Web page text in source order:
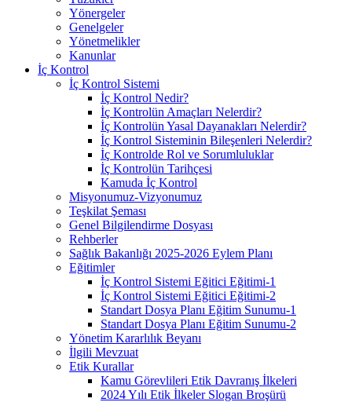
Yönergeler
Genelgeler
Yönetmelikler
Kanunlar
İç Kontrol
İç Kontrol Sistemi
İç Kontrol Nedir?
İç Kontrolün Amaçları Nelerdir?
İç Kontrolün Yasal Dayanakları Nelerdir?
İç Kontrol Sisteminin Bileşenleri Nelerdir?
İç Kontrolde Rol ve Sorumluluklar
İç Kontrolün Tarihçesi
Kamuda İç Kontrol
Misyonumuz-Vizyonumuz
Teşkilat Şeması
Genel Bilgilendirme Dosyası
Rehberler
Sağlık Bakanlığı 2025-2026 Eylem Planı
Eğitimler
İç Kontrol Sistemi Eğitici Eğitimi-1
İç Kontrol Sistemi Eğitici Eğitimi-2
Standart Dosya Planı Eğitim Sunumu-1
Standart Dosya Planı Eğitim Sunumu-2
Yönetim Kararlılık Beyanı
İlgili Mevzuat
Etik Kurallar
Kamu Görevlileri Etik Davranış İlkeleri
2024 Yılı Etik İlkeler Slogan Broşürü